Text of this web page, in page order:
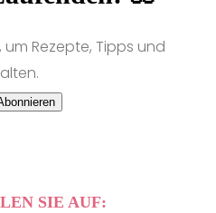
Rezepte, Tipps und
SIE AUF: